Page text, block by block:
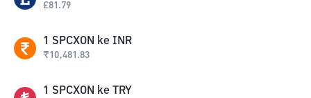
£81.79
1 SPCXON ke INR
₹10,481.83
1 SPCXON ke TRY